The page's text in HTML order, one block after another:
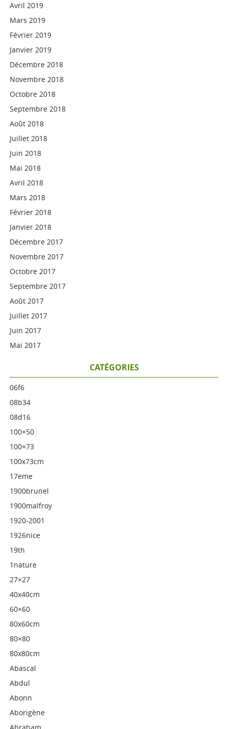
Avril 2019
Mars 2019
Février 2019
Janvier 2019
Décembre 2018
Novembre 2018
Octobre 2018
Septembre 2018
Août 2018
Juillet 2018
Juin 2018
Mai 2018
Avril 2018
Mars 2018
Février 2018
Janvier 2018
Décembre 2017
Novembre 2017
Octobre 2017
Septembre 2017
Août 2017
Juillet 2017
Juin 2017
Mai 2017
CATÉGORIES
06f6
08b34
08d16
100×50
100×73
100x73cm
17eme
1900brunel
1900malfroy
1920-2001
1926nice
19th
1nature
27×27
40x40cm
60×60
80x60cm
80×80
80x80cm
Abascal
Abdul
Abonn
Aborigène